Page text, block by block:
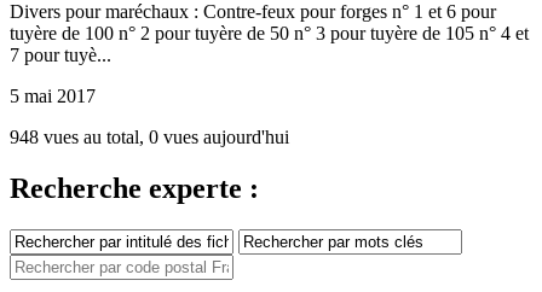
Divers pour maréchaux : Contre-feux pour forges n° 1 et 6 pour
tuyère de 100 n° 2 pour tuyère de 50 n° 3 pour tuyère de 105 n° 4 et
7 pour tuyè...
5 mai 2017
948 vues au total, 0 vues aujourd'hui
Recherche experte :